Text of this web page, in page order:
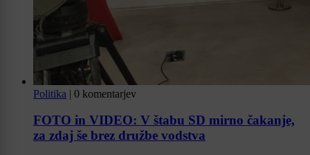
Politika | 0 komentarjev
FOTO in VIDEO: V štabu SD mirno čakanje,
za zdaj še brez družbe vodstva